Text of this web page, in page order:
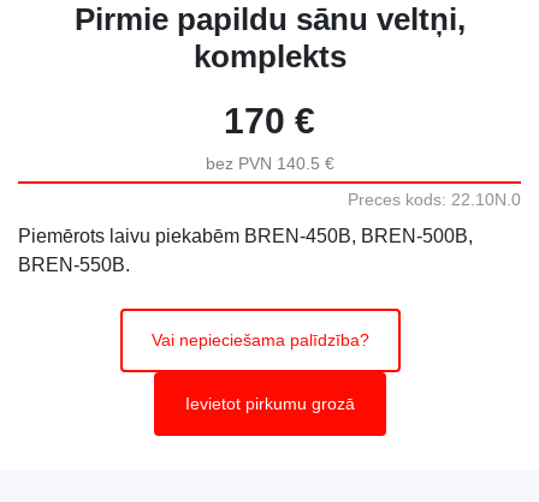
Pirmie papildu sānu veltņi,
komplekts
170 €
bez PVN 140.5 €
Preces kods: 22.10N.0
Piemērots laivu piekabēm BREN-450B, BREN-500B,
BREN-550B.
Vai nepieciešama palīdzība?
Ievietot pirkumu grozā